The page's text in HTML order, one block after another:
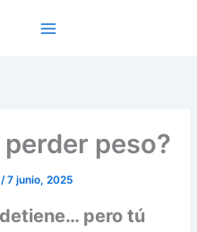
peso?
/7 junio, 2025
pero tú